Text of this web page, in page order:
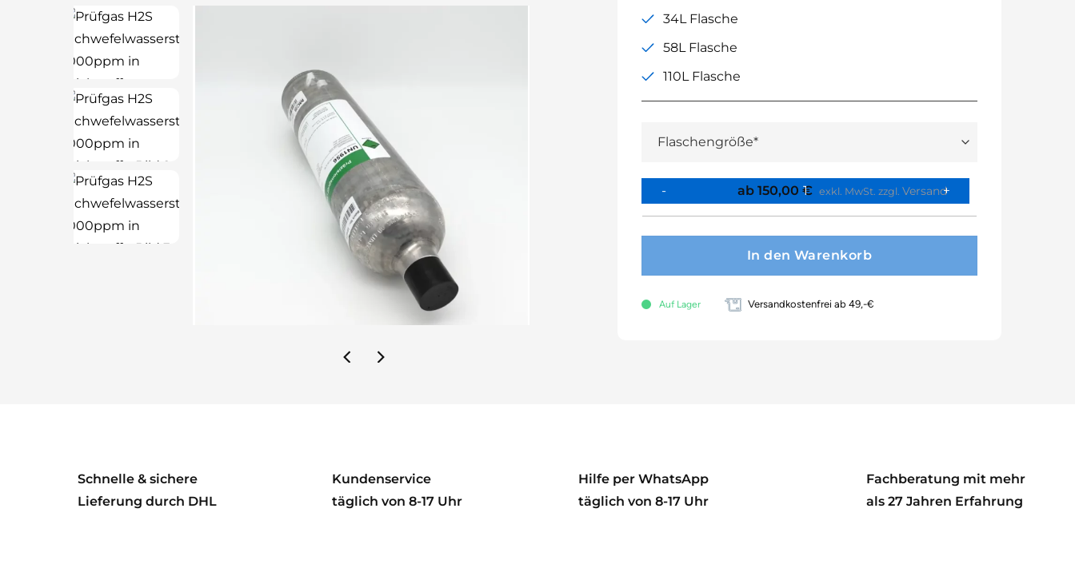
34L Flasche
58L Flasche
110L Flasche
ab 150,00 € exkl. MwSt. zzgl. Versand
In den Warenkorb
Auf Lager Versandkostenfrei ab 49,-€
Schnelle & sichere
Lieferung durch DHL
Kundenservice
täglich von 8-17 Uhr
Hilfe per WhatsApp
täglich von 8-17 Uhr
Fachberatung mit mehr
als 27 Jahren Erfahrung